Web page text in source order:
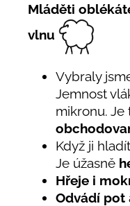
Mláděti
vlnu
Vybraly
Jemnost
mikronu. Je
Když ji
Je úžasně
Hřeje i
Odvádí pot